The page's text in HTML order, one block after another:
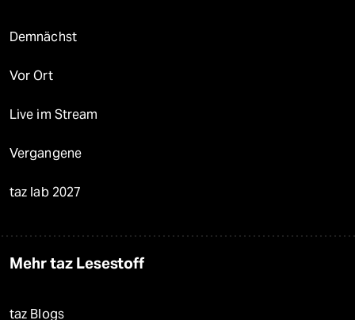
Demnächst
Vor Ort
Live im Stream
Vergangene
taz lab 2027
Mehr taz Lesestoff
taz Blogs